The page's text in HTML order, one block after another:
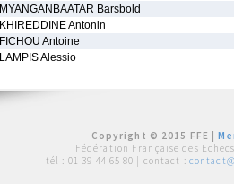
MYANGANBAATAR Barsbold
KHIREDDINE Antonin
FICHOU Antoine
LAMPIS Alessio
Copyright © 2015 FFE |
Fédération Française des
tél : 01 39 44 65 80 | contact :